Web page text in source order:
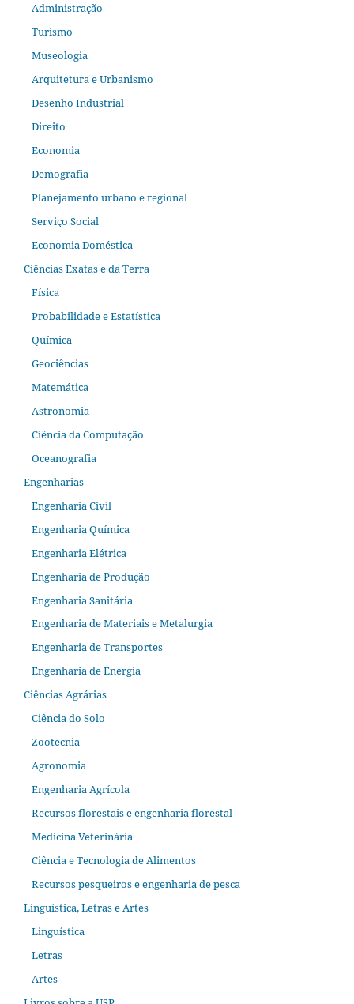
Administração
Turismo
Museologia
Arquitetura e Urbanismo
Desenho Industrial
Direito
Economia
Demografia
Planejamento urbano e regional
Serviço Social
Economia Doméstica
Ciências Exatas e da Terra
Física
Probabilidade e Estatística
Química
Geociências
Matemática
Astronomia
Ciência da Computação
Oceanografia
Engenharias
Engenharia Civil
Engenharia Química
Engenharia Elétrica
Engenharia de Produção
Engenharia Sanitária
Engenharia de Materiais e Metalurgia
Engenharia de Transportes
Engenharia de Energia
Ciências Agrárias
Ciência do Solo
Zootecnia
Agronomia
Engenharia Agrícola
Recursos florestais e engenharia florestal
Medicina Veterinária
Ciência e Tecnologia de Alimentos
Recursos pesqueiros e engenharia de pesca
Linguística, Letras e Artes
Linguística
Letras
Artes